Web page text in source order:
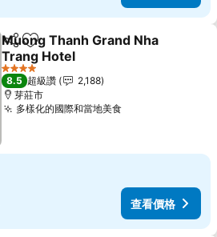
分享 加入我的最愛
Muong Thanh Grand Nha
Trang Hotel
4 星級
8.5 超級讚
2,188
芽莊市
多樣化的國際和當地美食
查看價格